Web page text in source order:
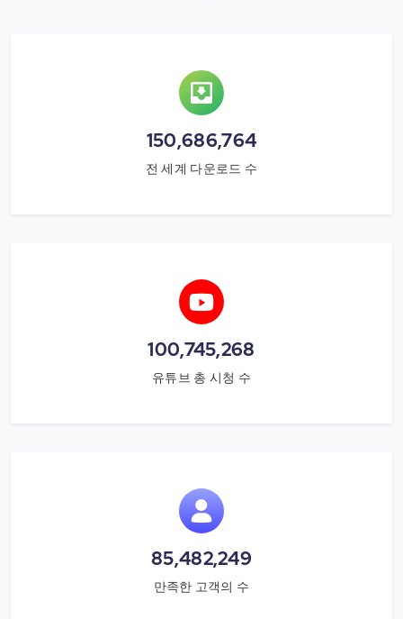
150,686,764
전 세계 다운로드 수
100,745,268
유튜브 총 시청 수
85,482,249
만족한 고객의 수